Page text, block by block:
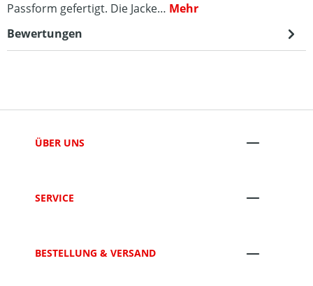
Passform gefertigt. Die Jacke… Mehr
Bewertungen
ÜBER UNS
SERVICE
BESTELLUNG & VERSAND